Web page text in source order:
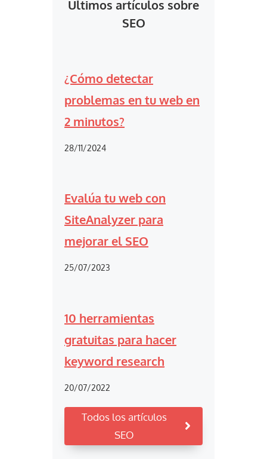
Últimos artículos sobre
SEO
¿Cómo detectar
problemas en tu web en
2 minutos?
28/11/2024
Evalúa tu web con
SiteAnalyzer para
mejorar el SEO
25/07/2023
10 herramientas
gratuitas para hacer
keyword research
20/07/2022
Todos los artículos
SEO